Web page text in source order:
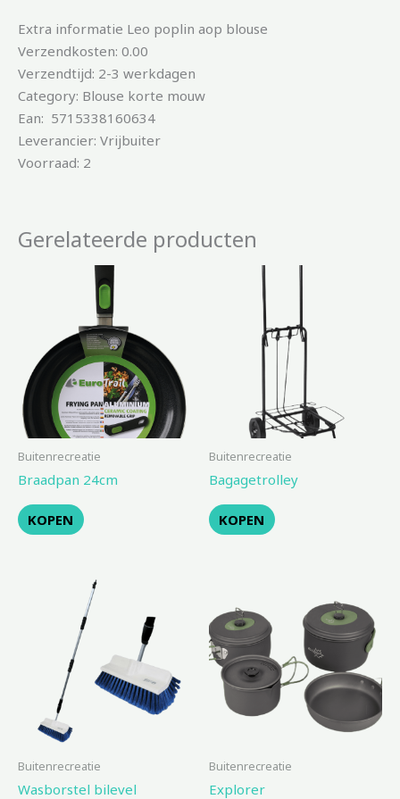
Extra informatie Leo poplin aop blouse
Verzendkosten: 0.00
Verzendtijd: 2-3 werkdagen
Category: Blouse korte mouw
Ean: 5715338160634
Leverancier: Vrijbuiter
Voorraad: 2
Gerelateerde producten
Buitenrecreatie
Braadpan 24cm
KOPEN
Buitenrecreatie
Bagagetrolley
KOPEN
Buitenrecreatie
Wasborstel bilevel
Buitenrecreatie
Explorer